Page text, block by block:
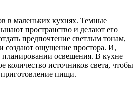
в маленьких кухнях. Темные
пространство и делают его
предпочтение светлым тонам,
создают ощущение простора. И,
планировании освещения. В кухне
количество источников света, чтобы
пищи.